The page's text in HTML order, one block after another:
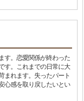
す。恋愛関係が終わった
す。これまでの日常に大
まれます。失ったパート
心感を取り戻したいとい